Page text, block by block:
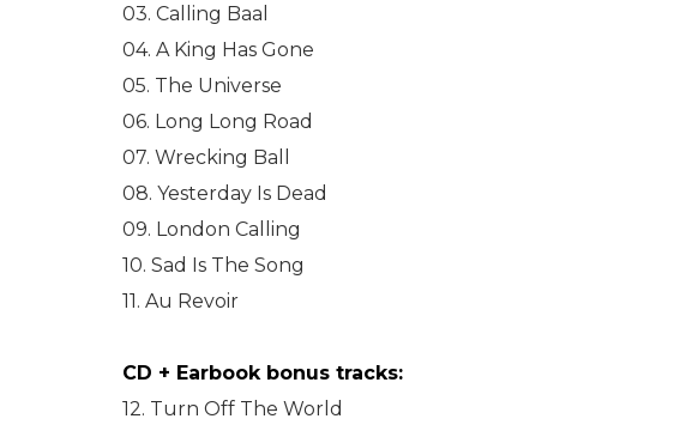
03. Calling Baal
04. A King Has Gone
05. The Universe
06. Long Long Road
07. Wrecking Ball
08. Yesterday Is Dead
09. London Calling
10. Sad Is The Song
11. Au Revoir
CD + Earbook bonus tracks:
12. Turn Off The World